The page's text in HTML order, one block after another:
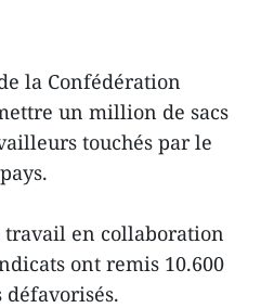
la Confédération
un million de sacs
touchés par le
travail en collaboration
ont remis 10.600